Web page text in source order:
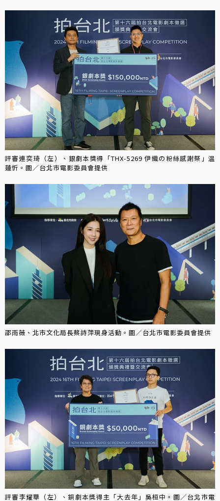
評審連奕琦（左）、銀劇本獎得「THX-5269 伊織の粉絲感謝祭」温
蓮忻。圖／台北市電影委員會提供
邵雨薇、北市文化局長蔡詩萍現身活動。圖／台北市電影委員會提供
評審李耀華（左）、銅劇本獎得主「大去年」吳桓中。圖／台北市電